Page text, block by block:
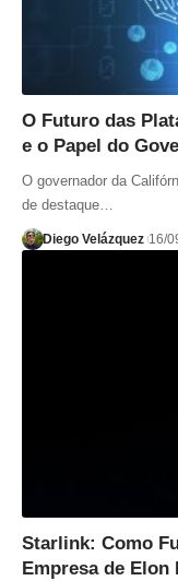
O Futuro das
e o Papel do
O governador da
de destaque…
Diego Velázquez 16/
Starlink: Como
Empresa de Elon